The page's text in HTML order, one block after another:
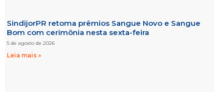
SindijorPR retoma prêmios Sangue Novo e Sangue
Bom com cerimônia nesta sexta-feira
5 de agosto de 2026
Leia mais »